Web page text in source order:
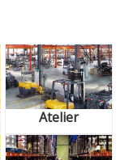
Atelier